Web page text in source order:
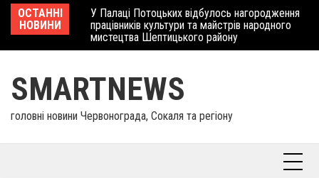
Skip
content
ОСТАННІ
НОВИНИ
У Палаці Потоцьких відбулось нагородження
працівників культури та майстрів народного
мистецтва Шептицького району
SMARTNEWS
головні новини Червонограда, Сокаля та регіону